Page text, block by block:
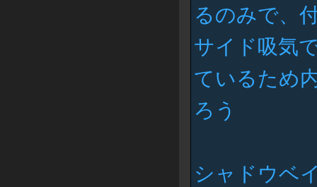
るのみで、
サイド吸気
ているため
ろう
シャドウベ